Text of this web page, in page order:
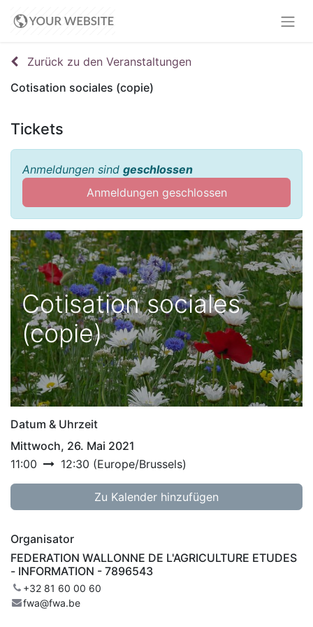
Zurück zu den Veranstaltungen
Cotisation sociales (copie)
Tickets
Anmeldungen sind geschlossen
Anmeldungen geschlossen
Cotisation sociales
(copie)
Datum & Uhrzeit
Mittwoch, 26. Mai 2021
11:00
12:30 (Europe/Brussels)
Zu Kalender hinzufügen
Organisator
FEDERATION WALLONNE DE L'AGRICULTURE ETUDES
- INFORMATION - 7896543
+32 81 60 00 60
fwa@fwa.be